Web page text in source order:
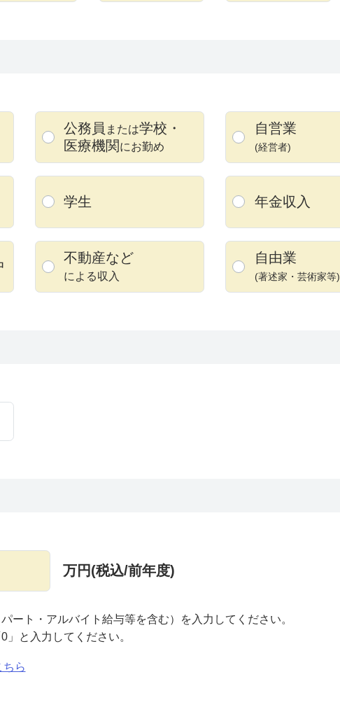
公務員 または学校 ・
医療機関にお勤め
自営業
(経営者)
学生 年金収入
不動産など
による収入
自由業
(著述家・ 芸術家等)
万円(税込/前年度)
ート・アルバイト給与等を含む）を入力してください。
と入力してください。
ちら